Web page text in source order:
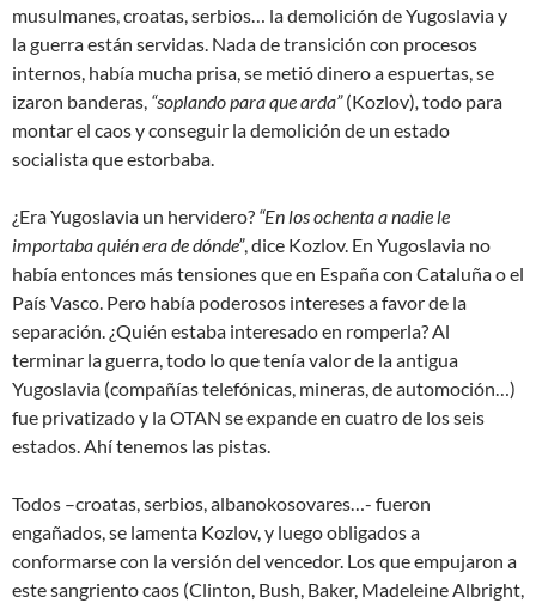
musulmanes, croatas, serbios… la demolición de Yugoslavia y
la guerra están servidas. Nada de transición con procesos
internos, había mucha prisa, se metió dinero a espuertas, se
izaron banderas, “soplando para que arda”(Kozlov), todo para
montar el caos y conseguir la demolición de un estado
socialista que estorbaba.
¿Era Yugoslavia un hervidero? “En los ochenta a nadie le
importaba quién era de dónde”, dice Kozlov. En Yugoslavia no
había entonces más tensiones que en España con Cataluña o el
País Vasco. Pero había poderosos intereses a favor de la
separación. ¿Quién estaba interesado en romperla? Al
terminar la guerra, todo lo que tenía valor de la antigua
Yugoslavia (compañías telefónicas, mineras, de automoción…)
fue privatizado y la OTAN se expande en cuatro de los seis
estados. Ahí tenemos las pistas.
Todos –croatas, serbios, albanokosovares…- fueron
engañados, se lamenta Kozlov, y luego obligados a
conformarse con la versión del vencedor. Los que empujaron a
este sangriento caos (Clinton, Bush, Baker, Madeleine Albright,